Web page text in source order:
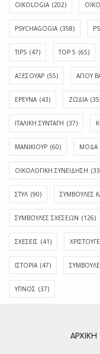
OIKOLOGIA (202)
PSYCHAGOGIA (358)
TIPS (47) TOP 5 (65)
ΑΞΕΣΟΥΑΡ (55) ΑΓΊΟΥ
ΕΡΕΥΝΑ (43) ΖΩΔΙΑ
ΙΤΑΛΙΚΗ ΣΥΝΤΑΓΗ (37)
ΜΑΝΙΚΙΟΥΡ (60) ΜΟΔΑ
ΟΙΚΟΛΟΓΙΚΗ ΣΥΝΕΙΔΗΣΗ
ΣΤΥΛ (90) ΣΥΜΒΟΥΛΕΣ
ΣΥΜΒΟΥΛΕΣ ΣΧΕΣΕΩΝ (126)
ΣΧΕΣΕΙΣ (41)
ΙΣΤΟΡΊΑ (47)
ΎΠΝΟΣ (37)
ΑΡΧΙΚΗ